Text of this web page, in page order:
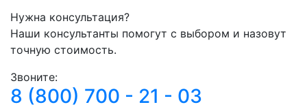
Нужна консультация?
Наши консультанты помогут с выбором и назовут
точную стоимость.
Звоните:
8 (800) 700 - 21 - 03